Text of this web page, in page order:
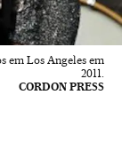
em Los Angeles em
2011.
CORDON PRESS